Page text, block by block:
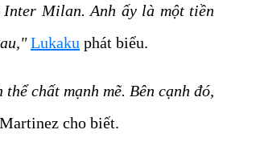
Milan. Anh ấy là một tiền
Lukaku phát biểu.
chất mạnh mẽ. Bên cạnh đó,
cho biết.